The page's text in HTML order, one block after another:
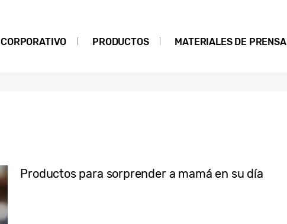
CORPORATIVO PRODUCTOS MATERIALES DE PRENSA
Productos para sorprender a mamá en su día